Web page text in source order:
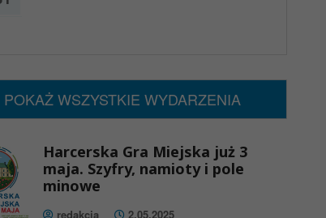
POKAŻ WSZYSTKIE WYDARZENIA
Harcerska Gra Miejska już 3
maja. Szyfry, namioty i pole
minowe
redakcja 2.05.2025